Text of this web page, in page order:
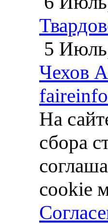
5
Чехов
На
сбора
cookie